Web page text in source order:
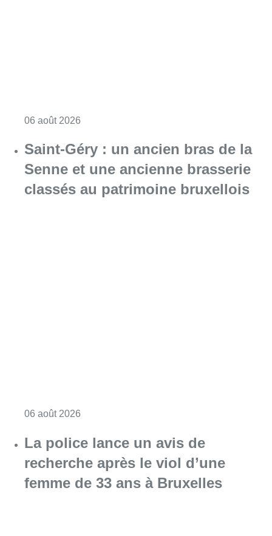
06 août 2026
Saint-Géry : un ancien bras de la
Senne et une ancienne brasserie
classés au patrimoine bruxellois
06 août 2026
La police lance un avis de
recherche après le viol d’une
femme de 33 ans à Bruxelles